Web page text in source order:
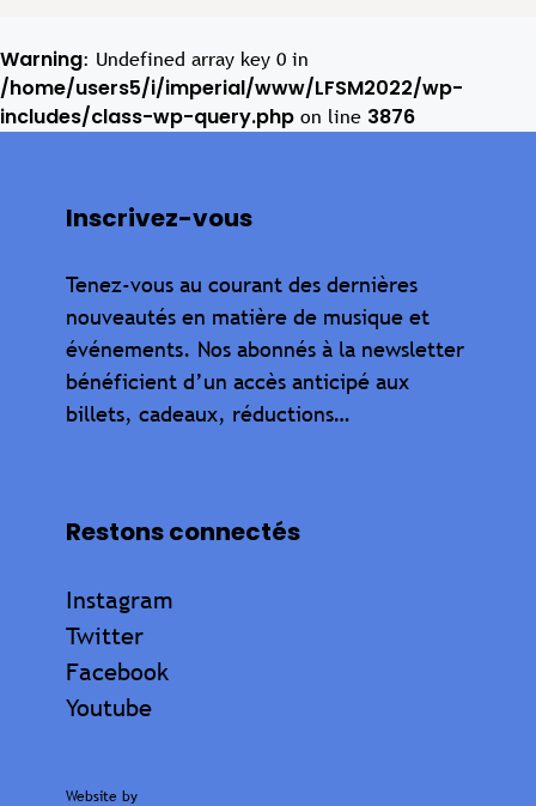
Warning: Undefined array key 0 in
/home/users5/i/imperial/www/LFSM2022/wp-
includes/class-wp-query.php on line 3876
Inscrivez-vous
Tenez-vous au courant des dernières
nouveautés en matière de musique et
événements. Nos abonnés à la newsletter
bénéficient d’un accès anticipé aux
billets, cadeaux, réductions…
Restons connectés
Instagram
Twitter
Facebook
Youtube
Website by